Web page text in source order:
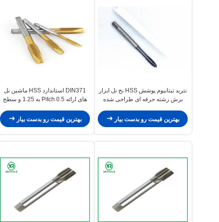
نترید تیتانیوم پوشش HSS نخ نل ابزار
برش رشته حرفه ای طراحی شده
بهترین قیمت رو بدست بیار
DIN371 استاندارد HSS ماشین نل
های ارائه Pitch 0.5 به 1.25 و سطح
بهترین قیمت رو بدست بیار